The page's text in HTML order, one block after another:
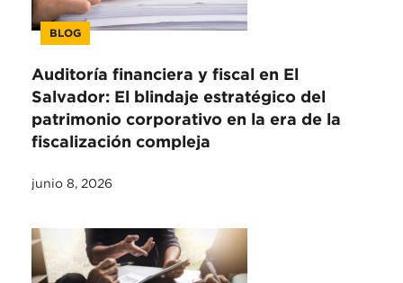
BLOG
Auditoría financiera y fiscal en El
Salvador: El blindaje estratégico del
patrimonio corporativo en la era de la
fiscalización compleja
junio 8, 2026